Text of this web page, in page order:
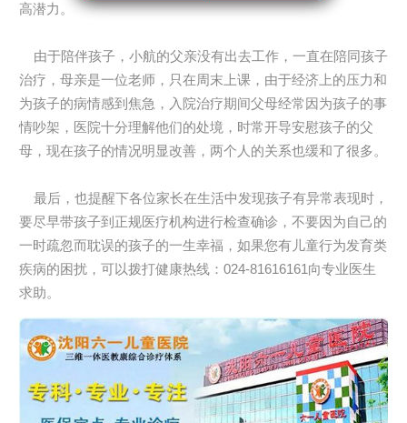
高潜力。
由于陪伴孩子，小航的父亲没有出去工作，一直在陪同孩子
治疗，母亲是一位老师，只在周末上课，由于经济上的压力和
为孩子的病情感到焦急，入院治疗期间父母经常因为孩子的事
情吵架，医院十分理解他们的处境，时常开导安慰孩子的父
母，现在孩子的情况明显改善，两个人的关系也缓和了很多。
最后，也提醒下各位家长在生活中发现孩子有异常表现时，
要尽早带孩子到正规医疗机构进行检查确诊，不要因为自己的
一时疏忽而耽误的孩子的一生幸福，如果您有儿童行为发育类
疾病的困扰，可以拨打健康热线：024-81616161向专业医生
求助。